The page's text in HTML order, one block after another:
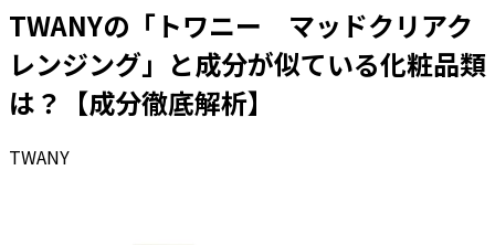
TWANYの「 トワニー マッドクリアク
レンジング」と成分が似ている化粧品類
は？【成分徹底解析】
TWANY